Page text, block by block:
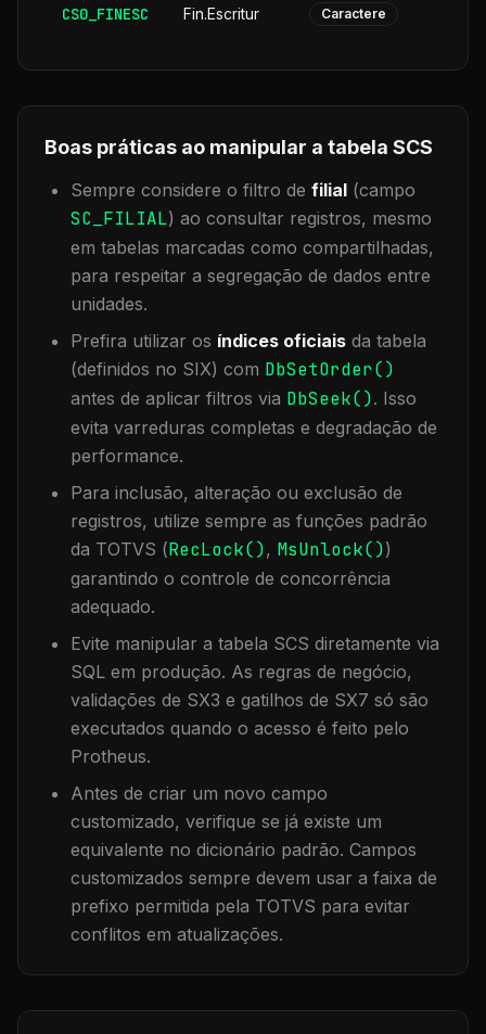
CS0_FINESC Fin.Escritur Caractere
Boas práticas ao manipular a tabela SCS
Sempre considere o filtro de filial (campo
SC_FILIAL) ao consultar registros, mesmo
em tabelas marcadas como compartilhadas,
para respeitar a segregação de dados entre
unidades.
Prefira utilizar os índices oficiais da tabela
(definidos no SIX) com DbSetOrder()
antes de aplicar filtros via DbSeek(). Isso
evita varreduras completas e degradação de
performance.
Para inclusão, alteração ou exclusão de
registros, utilize sempre as funções padrão
da TOTVS (RecLock(), MsUnlock())
garantindo o controle de concorrência
adequado.
Evite manipular a tabela SCS diretamente via
SQL em produção. As regras de negócio,
validações de SX3 e gatilhos de SX7 só são
executados quando o acesso é feito pelo
Protheus.
Antes de criar um novo campo
customizado, verifique se já existe um
equivalente no dicionário padrão. Campos
customizados sempre devem usar a faixa de
prefixo permitida pela TOTVS para evitar
conflitos em atualizações.